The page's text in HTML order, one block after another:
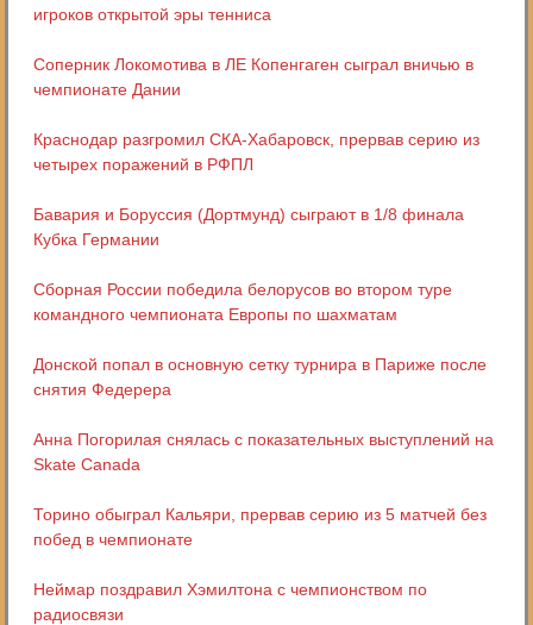
игроков открытой эры тенниса
Соперник Локомотива в ЛЕ Копенгаген сыграл вничью в
чемпионате Дании
Краснодар разгромил СКА-Хабаровск, прервав серию из
четырех поражений в РФПЛ
Бавария и Боруссия (Дортмунд) сыграют в 1/8 финала
Кубка Германии
Сборная России победила белорусов во втором туре
командного чемпионата Европы по шахматам
Донской попал в основную сетку турнира в Париже после
снятия Федерера
Анна Погорилая снялась с показательных выступлений на
Skate Canada
Торино обыграл Кальяри, прервав серию из 5 матчей без
побед в чемпионате
Неймар поздравил Хэмилтона с чемпионством по
радиосвязи